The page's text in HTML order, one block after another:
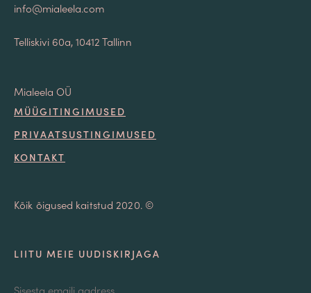
info@mialeela.com
Telliskivi 60a, 10412 Tallinn
Mialeela OÜ
MÜÜGITINGIMUSED
PRIVAATSUSTINGIMUSED
KONTAKT
Kõik õigused kaitstud 2020. ©
LIITU MEIE UUDISKIRJAGA